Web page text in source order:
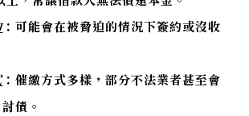
：可能會在被脅迫的情況下簽約或沒收
：催繳方式多樣，部分不法業者甚至會
債。